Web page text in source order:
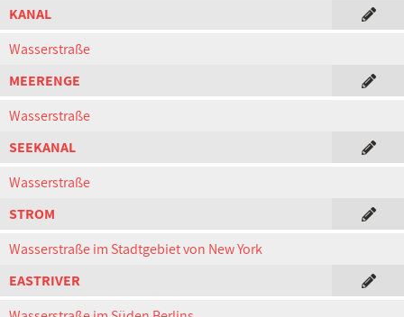
KANAL
Wasserstraße
MEERENGE
Wasserstraße
SEEKANAL
Wasserstraße
STROM
Wasserstraße im Stadtgebiet von New York
EASTRIVER